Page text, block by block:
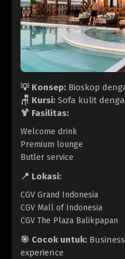
💡 Konsep: Bioskop
🪑 Kursi: Sofa kulit
🍹 Fasilitas:
Welcome drink
Premium lounge
Butler service
📍 Lokasi:
CGV Grand Indonesia
CGV Mall of Indonesia
CGV The Plaza Balikpapan
🎯 Cocok untuk:
experience